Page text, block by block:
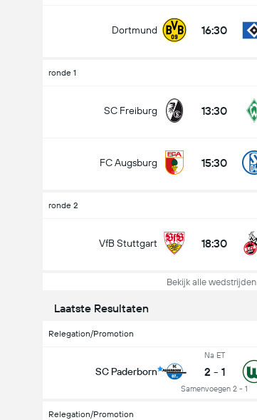
Dortmund 16:30
ronde 1
SC Freiburg 13:30
FC Augsburg 15:30
ronde 2
VfB Stuttgart 18:30
Bekijk alle wedstrijden
Laatste Resultaten
Relegation/Promotion
SC Paderborn
Na ET
2 - 1
Samenvoegen 2 - 1
Relegation/Promotion